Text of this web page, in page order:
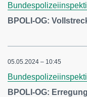
BPOLI-OG:
05.05.2024 – 10:45
BPOLI-OG: